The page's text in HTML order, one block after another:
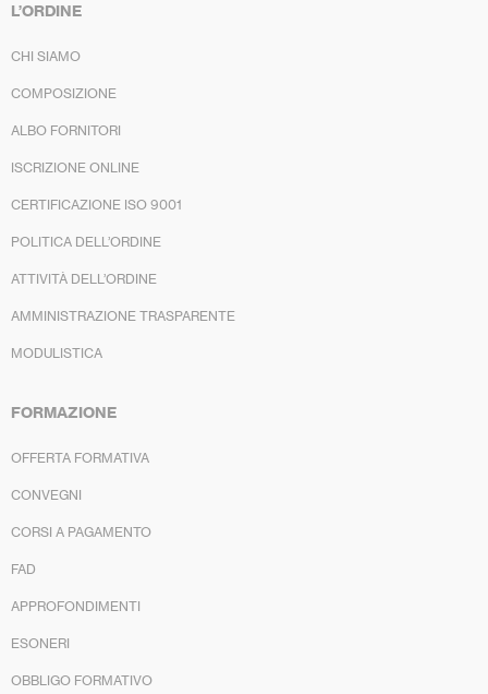
L’ORDINE
CHI SIAMO
COMPOSIZIONE
ALBO FORNITORI
ISCRIZIONE ONLINE
CERTIFICAZIONE ISO 9001
POLITICA DELL’ORDINE
ATTIVITÀ DELL’ORDINE
AMMINISTRAZIONE TRASPARENTE
MODULISTICA
FORMAZIONE
OFFERTA FORMATIVA
CONVEGNI
CORSI A PAGAMENTO
FAD
APPROFONDIMENTI
ESONERI
OBBLIGO FORMATIVO